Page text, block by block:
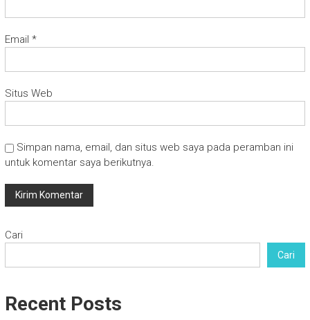
Email *
Situs Web
Simpan nama, email, dan situs web saya pada peramban ini
untuk komentar saya berikutnya.
Cari
Cari
Recent Posts